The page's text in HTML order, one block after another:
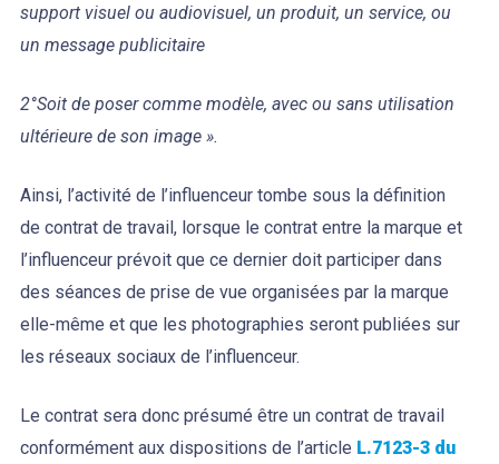
support visuel ou audiovisuel, un produit, un service, ou
un message publicitaire
2°Soit de poser comme modèle, avec ou sans utilisation
ultérieure de son image ».
Ainsi, l’activité de l’influenceur tombe sous la définition
de contrat de travail, lorsque le contrat entre la marque et
l’influenceur prévoit que ce dernier doit participer dans
des séances de prise de vue organisées par la marque
elle-même et que les photographies seront publiées sur
les réseaux sociaux de l’influenceur.
Le contrat sera donc présumé être un contrat de travail
conformément aux dispositions de l’article L.7123-3 du